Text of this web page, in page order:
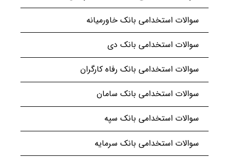
سوالات استخدامی بانک خاورمیانه
سوالات استخدامی بانک دی
سوالات استخدامی بانک رفاه کارگران
سوالات استخدامی بانک سامان
سوالات استخدامی بانک سپه
سوالات استخدامی بانک سرمایه